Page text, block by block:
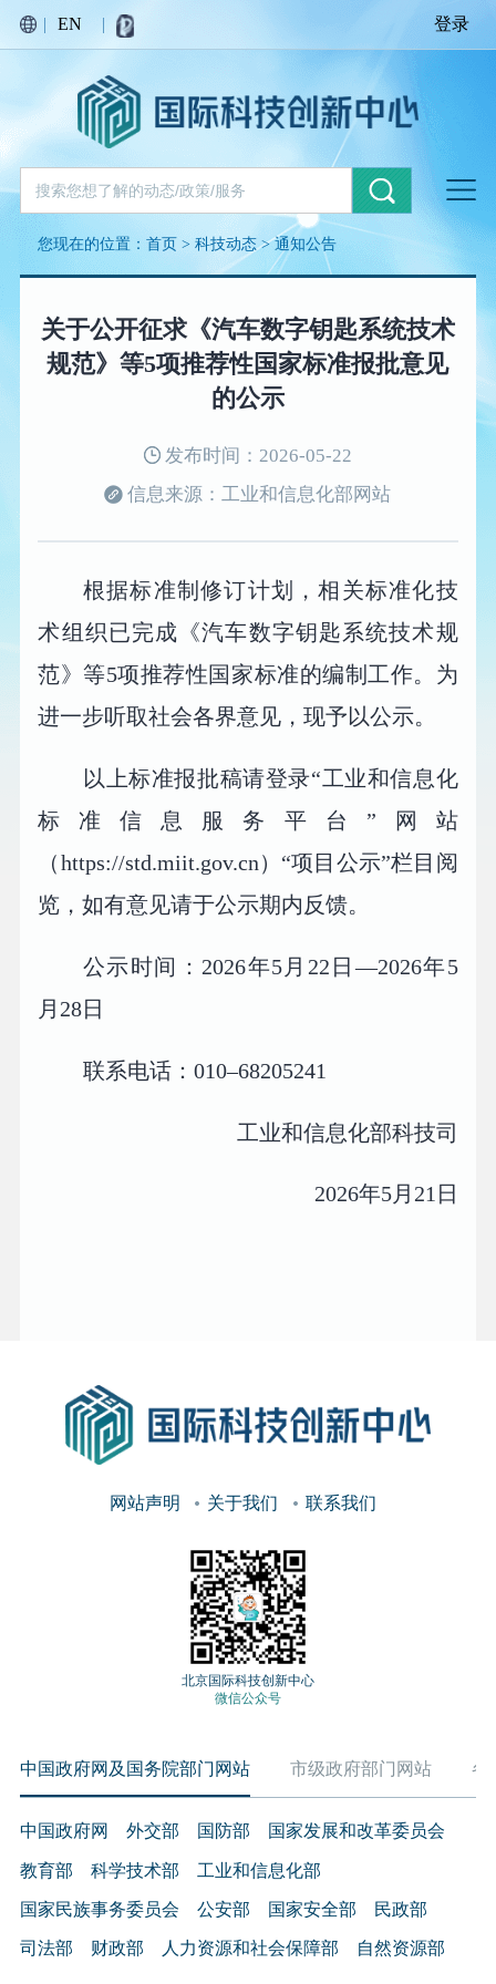
| EN | 登录
您现在的位置：首页 >科技动态>通知公告
关于公开征求《汽车数字钥匙系统技术
规范》等5项推荐性国家标准报批意见
的公示
发布时间：2026-05-22
信息来源：工业和信息化部网站
根据标准制修订计划，相关标准化技
术组织已完成《汽车数字钥匙系统技术规
范》等5项推荐性国家标准的编制工作。为
进一步听取社会各界意见，现予以公示。
以上标准报批稿请登录“工业和信息化
标准信息服务平台”网站
（https://std.miit.gov.cn）“项目公示”栏目阅
览，如有意见请于公示期内反馈。
公示时间：2026年5月22日—2026年5
月28日
联系电话：010–68205241
工业和信息化部科技司
2026年5月21日
网站声明 关于我们 联系我们
北京国际科技创新中心
微信公众号
中国政府网及国务院部门网站 市级政府部门网站 各
中国政府网 外交部 国防部 国家发展和改革委员会
教育部 科学技术部 工业和信息化部
国家民族事务委员会 公安部 国家安全部 民政部
司法部 财政部 人力资源和社会保障部 自然资源部